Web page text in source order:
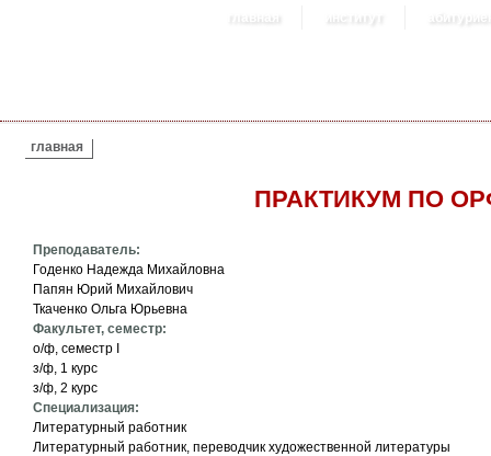
главная институт
ВЫ ЗДЕСЬ
главная
ПРАКТИКУМ ПО
Преподаватель:
Годенко Надежда Михайловна
Папян Юрий Михайлович
Ткаченко Ольга Юрьевна
Факультет, семестр:
о/ф, семестр I
з/ф, 1 курс
з/ф, 2 курс
Специализация:
Литературный работник
Литературный работник, переводчик художественной литературы